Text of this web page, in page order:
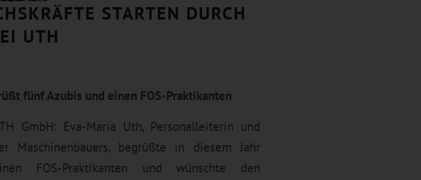
STARTEN DURCH
UTH
fünf Azubis und einen FOS-Praktikanten
GmbH: Eva-Maria Uth, Personalleiterin und
Maschinenbauers, begrüßte in diesem Jahr
FOS-Praktikanten und wünschte den